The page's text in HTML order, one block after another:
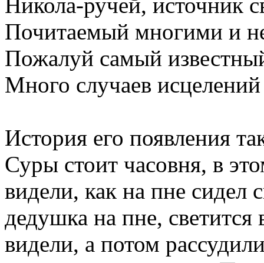
Почитаемый многими и
Пожалуй самый
Много случаев
История его появления
Суры стоит часовня, в
видели, как на пне сидел
дедушка на пне, светится
видели, а потом